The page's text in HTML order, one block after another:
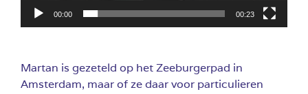
00:00 00:23
Martan is gezeteld op het Zeeburgerpad in
Amsterdam, maar of ze daar voor particulieren